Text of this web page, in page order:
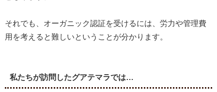
それでも、オーガニック認証を受けるには、労力や管理費
用を考えると難しいということが分かります。
私たちが訪問したグアテマラでは…